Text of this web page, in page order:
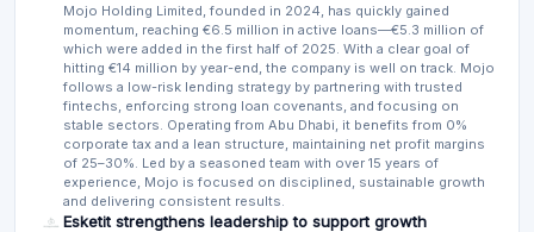
Mojo Holding Limited, founded in 2024, has quickly gained
momentum, reaching €6.5 million in active loans—€5.3 million of
which were added in the first half of 2025. With a clear goal of
hitting €14 million by year-end, the company is well on track. Mojo
follows a low-risk lending strategy by partnering with trusted
fintechs, enforcing strong loan covenants, and focusing on
stable sectors. Operating from Abu Dhabi, it benefits from 0%
corporate tax and a lean structure, maintaining net profit margins
of 25–30%. Led by a seasoned team with over 15 years of
experience, Mojo is focused on disciplined, sustainable growth
and delivering consistent results.
Esketit strengthens leadership to support growth